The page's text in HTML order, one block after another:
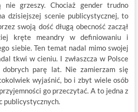
nie grzeszy. Chociaż gender trudno
dzisiejszej scenie publicystycznej, to
swoją dość długą obecność zaczął
kręte meandry w definiowaniu i
siebie. Ten temat nadal mimo swojej
tkwi w cieniu. I zwłaszcza w Polsce
dobrych parę lat. Nie zamierzam się
wyjaśnić, bo i zbyt wiele osób
go przeczytać. A to jedna z
publicystycznych.